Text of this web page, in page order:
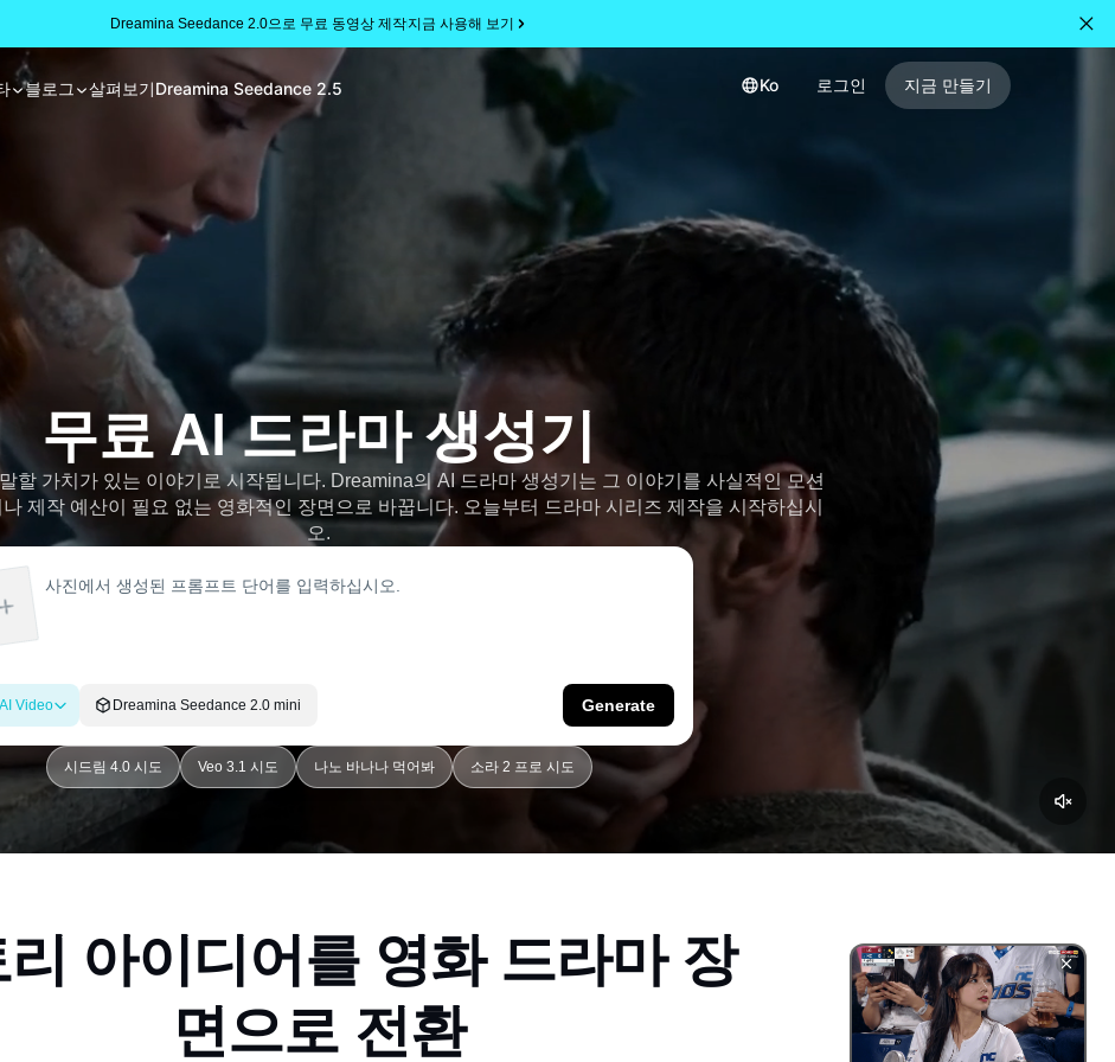
Dreamina Seedance 2.0으로 무료 동영상 제작지금 사용해 보기
블로그 살펴보기Dreamina Seedance 2.5 Ko 로그인 지금 만들기
무료 AI 드라마 생성기
할 가치가 있는 이야기로 시작됩니다. Dreamina의 AI 드라마 생성기는 그 이야기를 사실적인 모션
제작 예산이 필요 없는 영화적인 장면으로 바꿉니다. 오늘부터 드라마 시리즈 제작을 시작하십시
오.
AI Video Dreamina Seedance 2.0 mini Generate
시드림 4.0 시도 Veo 3.1 시도 나노 바나나 먹어봐 소라 2 프로 시도
리 아이디어를 영화 드라마 장
면으로 전환